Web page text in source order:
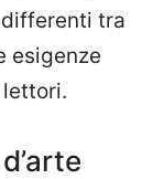
tra
esigenze